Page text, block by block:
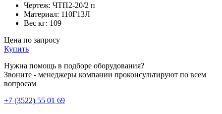
Чертеж: ЧТП2-20/2 п
Материал: 110Г13Л
Вес кг: 109
Цена по запросу
Купить
Нужна помощь в подборе оборудования?
Звоните - менеджеры компании проконсультируют по всем
вопросам
+7 (3522) 55 01 69